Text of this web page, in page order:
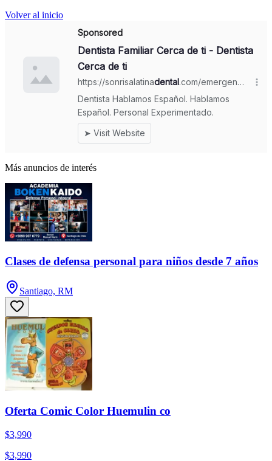
Volver al inicio
Más anuncios de interés
Clases de defensa personal para niños desde 7 años
Santiago, RM
Oferta Comic Color Huemulin co
$3,990
$3,990